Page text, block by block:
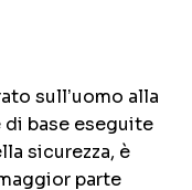
sull’uomo alla
di base eseguite
sicurezza, è
parte